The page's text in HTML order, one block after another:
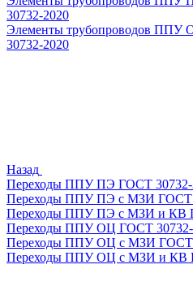
30732-2020
Элементы трубопроводов ППУ
30732-2020
Назад
Переходы ППУ ПЭ ГОСТ 30732-
Переходы ППУ ПЭ с МЗИ ГОСТ
Переходы ППУ ПЭ с МЗИ и КВ
Переходы ППУ ОЦ ГОСТ 30732-
Переходы ППУ ОЦ с МЗИ ГОСТ
Переходы ППУ ОЦ с МЗИ и КВ